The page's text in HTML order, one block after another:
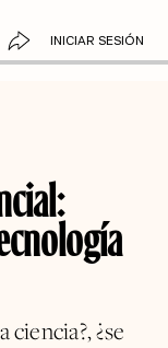
INICIAR SESIÓN
ciencia?, ¿se